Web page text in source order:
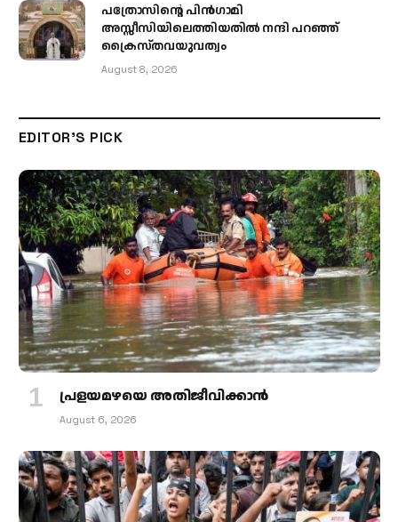
പത്രോസിന്റെ പിൻഗാമി
അസ്സീസിയിലെത്തിയതിൽ നന്ദി പറഞ്ഞ്
ക്രൈസ്തവയുവത്വം
August 8, 2026
EDITOR'S PICK
പ്രളയമഴയെ അതിജീവിക്കാന്‍
August 6, 2026